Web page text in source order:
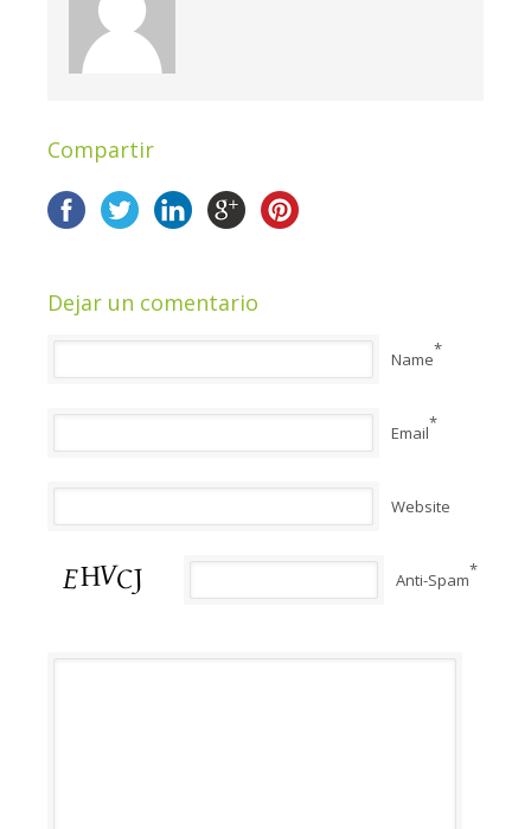
Compartir
Dejar un comentario
Name*
Email*
Website
Anti-Spam*